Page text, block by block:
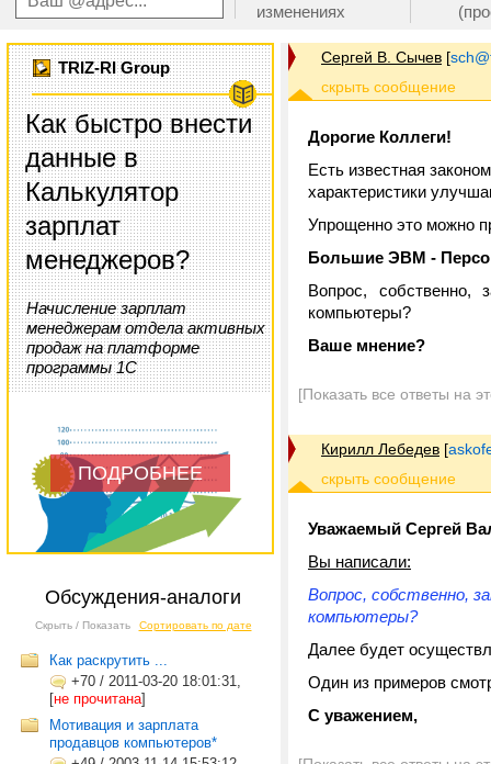
изменениях
TRIZ-RI Group
Как быстро внести
данные в
Калькулятор
зарплат
менеджеров?
Начисление зарплат
менеджерам отдела активных
продаж на платформе
программы 1С
ПОДРОБНЕЕ
Обсуждения-аналоги
Скрыть / Показать Сортировать по дате
Как раскрутить ...
+70 / 2011-03-20 18:01:31,
[не прочитана]
Мотивация и зарплата
продавцов компьютеров*
Сергей В. Сычев [
Дорогие Коллеги!
Есть известная
характеристики
Упрощенно это можно
Большие ЭВМ -
Вопрос, собственно,
компьютеры?
Ваше мнение?
[Показать все ответы на
Кирилл Лебедев [
Уважаемый Сергей
Вы написали:
Вопрос, собственно,
компьютеры?
Далее будет
Один из примеров
С уважением,